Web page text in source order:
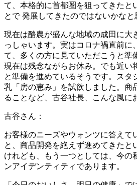
て、本格的に首都圏を狙ってきたと
とで 発展してきたのではないかなと
現在は酪農が盛んな地域の成田に大
っしゃいます。実はコロナ禍直前に
て、多くの方に見ていただこうと準
現在は残念ながらお休み。でも近い
と準備を進めているそうです。スタ
乳「房の恵み」を試飲しました。商
ることなど、古谷社長、こんな風に
古谷さん：
お客様のニーズやウォンツに答えて
と、商品開発を絶えず進めてきたと
けれども、もう一つとしては、今の
ンアイデンティティであります。